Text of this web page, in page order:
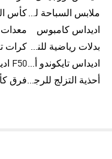
ملابس السباحة للرجال
اديداس كامبوس
معدات
بدلات رياضية للنساء
اديداس تايكوندو أورجنالزF50 اديداس
أحذية التزلج للرجال